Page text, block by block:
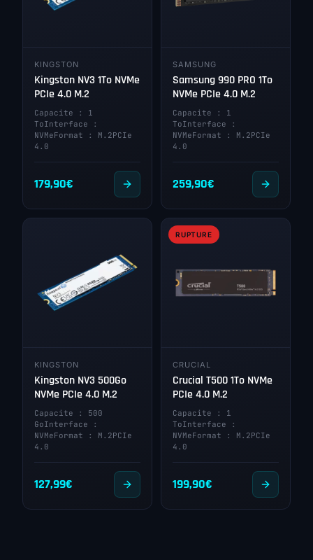
KINGSTON
Kingston NV3 1To NVMe
PCIe 4.0 M.2
Capacite : 1
ToInterface :
NVMeFormat : M.2PCIe
4.0
179,90€
SAMSUNG
Samsung 990 PRO 1To
NVMe PCIe 4.0 M.2
Capacite : 1
ToInterface :
NVMeFormat : M.2PCIe
4.0
259,90€
KINGSTON
Kingston NV3 500Go
NVMe PCIe 4.0 M.2
Capacite : 500
GoInterface :
NVMeFormat : M.2PCIe
4.0
127,99€
RUPTURE
CRUCIAL
Crucial T500 1To NVMe
PCIe 4.0 M.2
Capacite : 1
ToInterface :
NVMeFormat : M.2PCIe
4.0
199,90€